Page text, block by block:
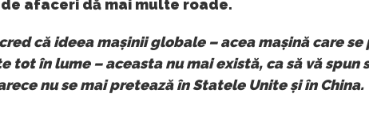
afaceri dă mai multe roade.
că ideea mașinii globale – acea mașină care se
tot în lume – aceasta nu mai există, ca să vă spun
nu se mai pretează în Statele Unite și în China.